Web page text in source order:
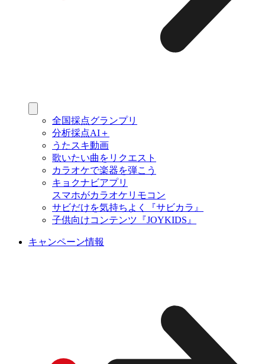
全国採点グランプリ
分析採点AI＋
うたスキ動画
歌いたい曲をリクエスト
カラオケで楽器を弾こう
キョクナビアプリ
スマホがカラオケリモコン
サビだけを気持ちよく『サビカラ』
子供向けコンテンツ『JOYKIDS』
キャンペーン情報